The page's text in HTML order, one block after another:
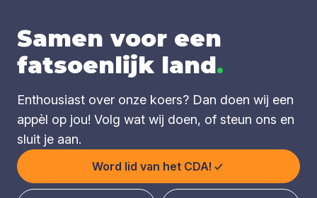
Samen voor een
fatsoenlijk land.
Enthousiast over onze koers? Dan doen wij een
appèl op jou! Volg wat wij doen, of steun ons en
sluit je aan.
Word lid van het CDA!